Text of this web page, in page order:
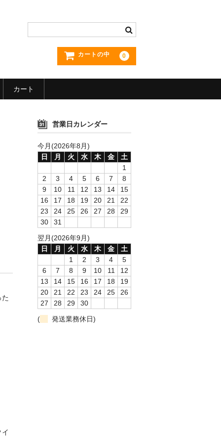
カートの中 0
カート
営業日カレンダー
今月(2026年8月)
日
月 火 水 木 金
土
1
2
3 4 5 6 7
8
9
10 11 12 13 14
15
16
17 18 19 20 21
22
23
24 25 26 27 28
29
30
31
翌月(2026年9月)
日
月 火 水 木 金
土
1
2 3 4
5
6
7 8 9 10 11
12
13
14 15 16 17 18
19
20
21 22 23 24 25
26
27
28 29
30
(
発送業務休日)